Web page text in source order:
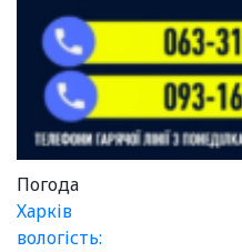
Погода
Харків
вологість: